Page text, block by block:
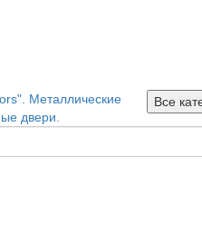
Все